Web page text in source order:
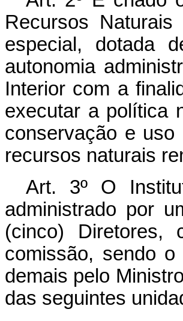
Recursos
especial, dotada
autonomia
Interior com a
executar a política
conservação e uso
recursos naturais
Art. 3º O
administrado por
(cinco) Diretores,
comissão, sendo
demais pelo
das seguintes